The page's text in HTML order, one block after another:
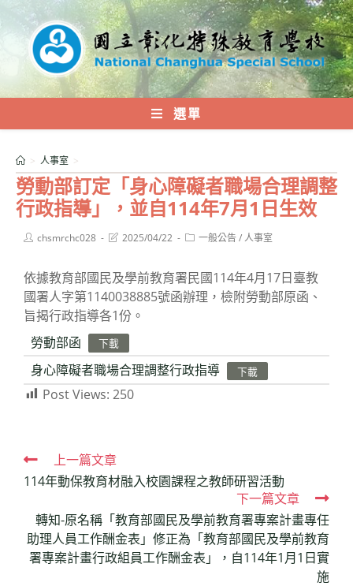
內
選單
勞動部訂定「身心障礙者職場合理調整
行政指導」，並自114年7月1日生效
> 人事室 >
Postchsmrchc028
Post2025/04/22
Post一般公告/人事室
依據教育部國民及學前教育署民國114年4月17日臺教
國署人字第1140038885號函辦理，檢附勞動部原函、
旨揭行政指導各1份。
勞動部函
下載
身心障礙者職場合理調整行政指導 下載
Post Views: 250
Read
more
articles
上一篇文章
114年動保教育材融入校園課程之教師研習活動
下一篇文章
轉知-原名稱「教育部國民及學前教育署專案計畫專任
助理人員工作酬金表」修正為「教育部國民及學前教育
署專案計畫行政組員工作酬金表」，自114年1月1日實
施